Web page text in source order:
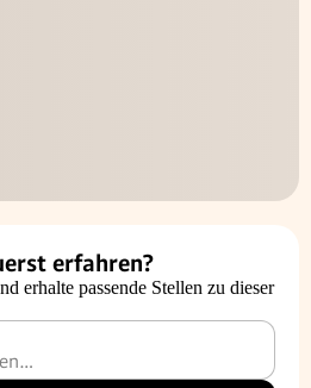
erfahren?
erhalte passende Stellen zu dieser